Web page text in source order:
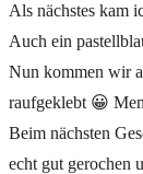
Als nächstes kam
Auch ein
Nun kommen wir
raufgeklebt 😀
Beim nächsten
echt gut gerochen